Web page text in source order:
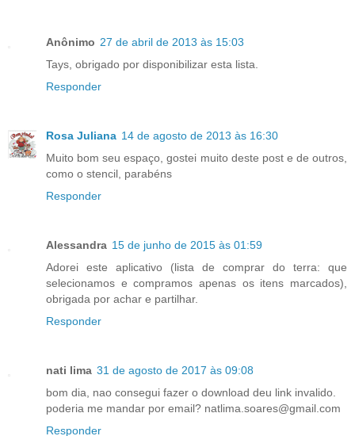
Anônimo 27 de abril de 2013 às 15:03
Tays, obrigado por disponibilizar esta lista.
Responder
Rosa Juliana 14 de agosto de 2013 às 16:30
Muito bom seu espaço, gostei muito deste post e de outros,
como o stencil, parabéns
Responder
Alessandra 15 de junho de 2015 às 01:59
Adorei este aplicativo (lista de comprar do terra: que
selecionamos e compramos apenas os itens marcados),
obrigada por achar e partilhar.
Responder
nati lima 31 de agosto de 2017 às 09:08
bom dia, nao consegui fazer o download deu link invalido.
poderia me mandar por email? natlima.soares@gmail.com
Responder